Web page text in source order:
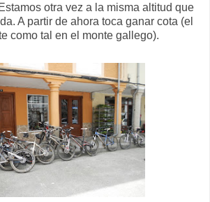
otra vez a la misma altitud que
A partir de ahora toca ganar cota (el
como tal en el monte gallego).